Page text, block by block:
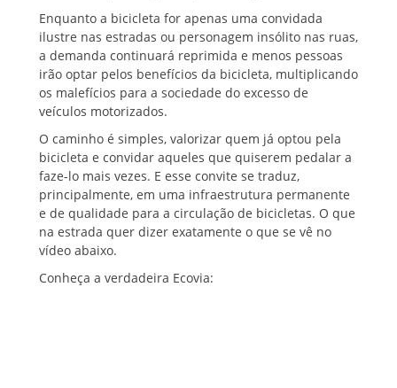
Enquanto a bicicleta for apenas uma convidada
ilustre nas estradas ou personagem insólito nas ruas,
a demanda continuará reprimida e menos pessoas
irão optar pelos benefícios da bicicleta, multiplicando
os malefícios para a sociedade do excesso de
veículos motorizados.
O caminho é simples, valorizar quem já optou pela
bicicleta e convidar aqueles que quiserem pedalar a
faze-lo mais vezes. E esse convite se traduz,
principalmente, em uma infraestrutura permanente
e de qualidade para a circulação de bicicletas. O que
na estrada quer dizer exatamente o que se vê no
vídeo abaixo.
Conheça a verdadeira Ecovia: